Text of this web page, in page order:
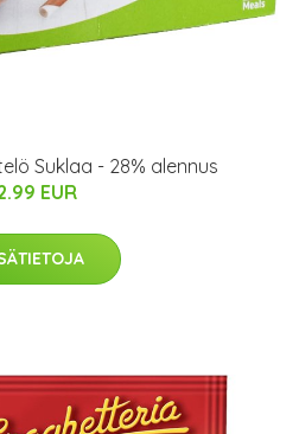
Suklaa - 28% alennus
EUR